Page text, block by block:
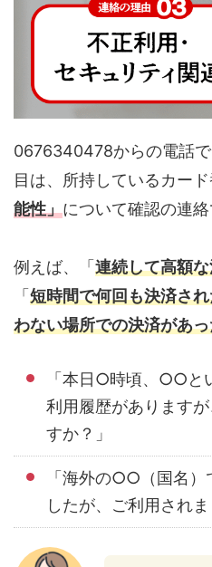
0676340478からの電話
目は、所持しているカード
能性」について確認の連絡
例えば、「 連続して高額
「 短時間で何回も決済さ
わない場所での決済があ
「本日○時頃、○○
利用履歴があります
すか？」
「海外の○○（国名
したが、ご利用されま